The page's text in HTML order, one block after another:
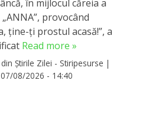
în mijlocul căreia a
provocând
ţine-ţi prostul acasă!”, a
Read more »
Știrile Zilei - Stiripesurse |
07/08/2026 - 14:40